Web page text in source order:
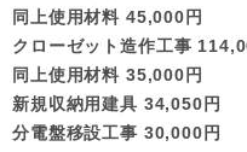
同上使用材料 45,000円
クローゼット造作工事
同上使用材料 35,000円
新規収納用建具 34,050円
分電盤移設工事 30,000円